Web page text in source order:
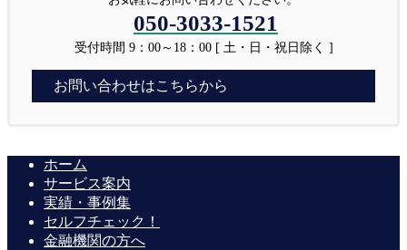
050-3033-1521
受付時間 9：00～18：00 [ 土・日・祝日除く ]
お問い合わせはこちらから
ホーム
サービス案内
実績・事例集
セルフチェック！
金融機関の方へ